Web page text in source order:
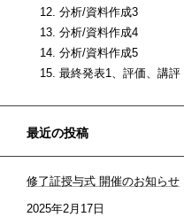
12. 分析/資料作成3
13. 分析/資料作成4
14. 分析/資料作成5
15. 最終発表1、評価、講評
最近の投稿
修了証授与式 開催のお知らせ
2025年2月17日